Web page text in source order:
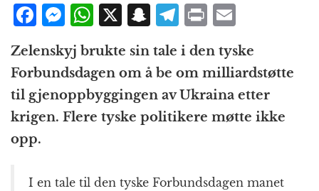
F
c
e
b
o
o
k
M
e
ss
e
n
g
r
W
h
at
s
A
p
X S
n
a
p
c
h
T
el
e
g
r
a
P
n
t
m
ai
l
Zelenskyj brukte sin tale i den tyske
Forbundsdagen om å be om milliardstøtte
til gjenoppbyggingen av Ukraina etter
krigen. Flere tyske politikere møtte ikke
opp.
I en tale til den tyske Forbundsdagen manet